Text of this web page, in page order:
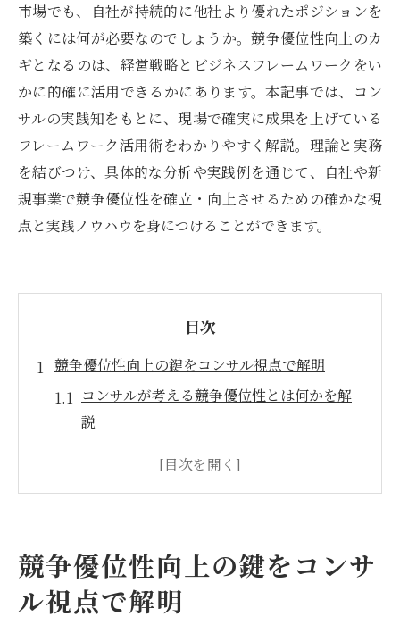
市場でも、自社が持続的に他社より優れたポジションを
築くには何が必要なのでしょうか。競争優位性向上のカ
ギとなるのは、経営戦略とビジネスフレームワークをい
かに的確に活用できるかにあります。本記事では、コン
サルの実践知をもとに、現場で確実に成果を上げている
フレームワーク活用術をわかりやすく解説。理論と実務
を結びつけ、具体的な分析や実践例を通じて、自社や新
規事業で競争優位性を確立・向上させるための確かな視
点と実践ノウハウを身につけることができます。
目次
競争優位性向上の鍵をコンサル視点で解明
コンサルが考える競争優位性とは何かを解
説
競争優位性確立に役立つフレームワークの
基本
競争優位性向上の鍵をコンサ
ル視点で解明